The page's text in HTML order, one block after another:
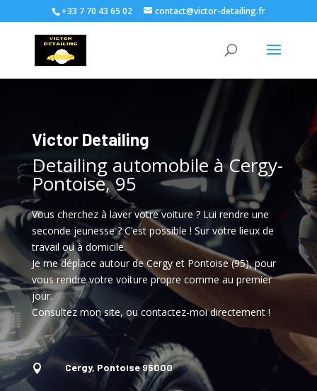
+33 7 70 43 65 02 contact@victor-detailing.fr
Victor Detailing
Detailing automobile à Cergy-
Pontoise, 95
Vous cherchez à laver votre voiture ? Lui rendre une
seconde jeunesse ? C’est possible ! Sur votre lieux de
travail ou à domicile.
Je me déplace autour de Cergy et Pontoise (95), pour
vous rendre votre voiture propre comme au premier
jour.
Consultez mon site, ou contactez-moi directement !
 Cergy, Pontoise 95000